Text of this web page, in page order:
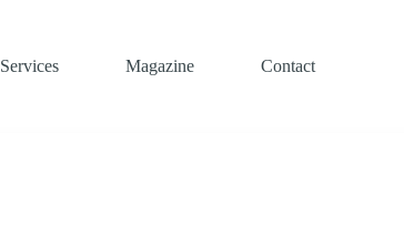
Services Magazine Contact